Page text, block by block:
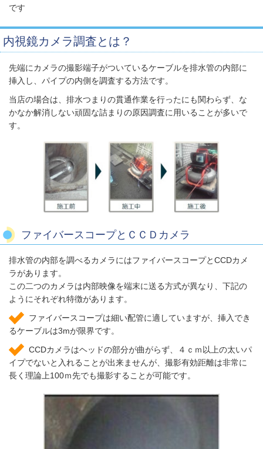
です
内視鏡カメラ調査とは？
先端にカメラの撮影端子がついているケーブルを排水管の内部に
挿入し、パイプの内側を調査する方法です。
当店の場合は、排水つまりの貫通作業を行ったにも関わらず、な
かなか解消しない頑固な詰まりの原因調査に用いることが多いで
す。
ファイバースコープとＣＣＤカメラ
排水管の内部を調べるカメラにはファイバースコープとCCDカメ
ラがあります。
この二つのカメラは内部映像を端末に送る方式が異なり、下記の
ようにそれぞれ特徴があります。
ファイバースコープは細い配管に適していますが、挿入でき
るケーブルは3mが限界です。
CCDカメラはヘッドの部分が曲がらず、４ｃｍ以上の太いパ
イプでないと入れることが出来ませんが、撮影有効距離は非常に
長く理論上100ｍ先でも撮影することが可能です。